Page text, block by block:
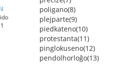
poligano(8)
plejparte(9)
piedkateno(10)
protestanta(11)
pinglokuseno(12)
pendolhorloĝo(13)